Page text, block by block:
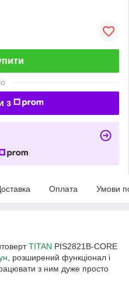
з
Оплата Умови
TITAN PIS2821B-CORE
, розширений функціонал і
з ним дуже просто